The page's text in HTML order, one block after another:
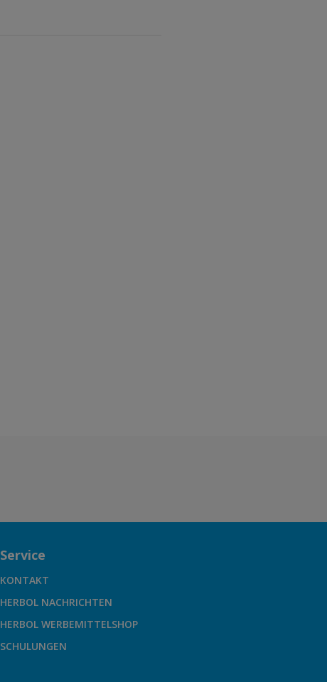
Service
KONTAKT
HERBOL NACHRICHTEN
HERBOL WERBEMITTELSHOP
SCHULUNGEN